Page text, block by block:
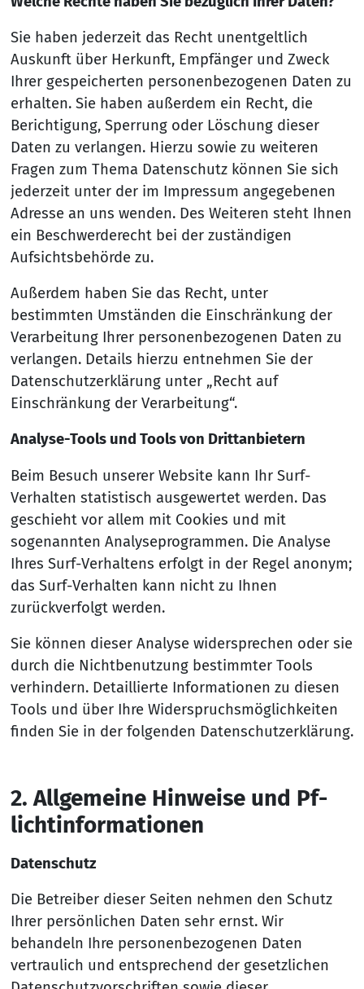
Sie haben jederzeit das Recht unentgeltlich
Auskunft über Herkunft, Empfänger und Zweck
Ihrer gespeicherten personenbezogenen Daten zu
erhalten. Sie haben außerdem ein Recht, die
Berichtigung, Sperrung oder Löschung dieser
Daten zu verlangen. Hierzu sowie zu weiteren
Fragen zum Thema Datenschutz können Sie sich
jederzeit unter der im Impressum angegebenen
Adresse an uns wenden. Des Weiteren steht Ihnen
ein Beschwerderecht bei der zuständigen
Aufsichtsbehörde zu.
Außerdem haben Sie das Recht, unter
bestimmten Umständen die Einschränkung der
Verarbeitung Ihrer personenbezogenen Daten zu
verlangen. Details hierzu entnehmen Sie der
Datenschutzerklärung unter „Recht auf
Einschränkung der Verarbeitung“.
Analyse-Tools und Tools von Drittanbietern
Beim Besuch unserer Website kann Ihr Surf-
Verhalten statistisch ausgewertet werden. Das
geschieht vor allem mit Cookies und mit
sogenannten Analyseprogrammen. Die Analyse
Ihres Surf-Verhaltens erfolgt in der Regel anonym;
das Surf-Verhalten kann nicht zu Ihnen
zurückverfolgt werden.
Sie können dieser Analyse widersprechen oder sie
durch die Nichtbenutzung bestimmter Tools
verhindern. Detaillierte Informationen zu diesen
Tools und über Ihre Widerspruchsmöglichkeiten
finden Sie in der folgenden Datenschutzerklärung.
2. All­ge­mei­ne Hin­wei­se und Pf­
lich­t­in­for­ma­tio­nen
Datenschutz
Die Betreiber dieser Seiten nehmen den Schutz
Ihrer persönlichen Daten sehr ernst. Wir
behandeln Ihre personenbezogenen Daten
vertraulich und entsprechend der gesetzlichen